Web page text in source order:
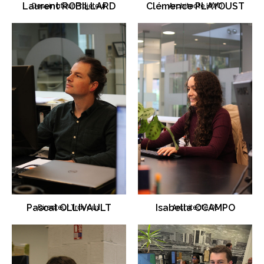
Laurent ROBILLARD
Dessinateur Projeteur Clémence PLAYOUST
Architecte HMO
Pascal OLLIVAULT
Directeur Travaux Isabella OCAMPO
Architecte DE